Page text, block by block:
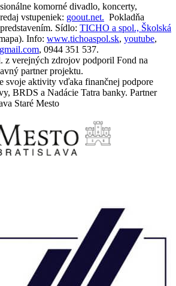
komorné divadlo, koncerty,
vstupeniek: goout.net. Pokladňa
Sídlo: TICHO a spol., Školská
Info: www.tichoaspol.sk, youtube,
, 0944 351 537.
verejných zdrojov podporil Fond na
partner projektu.
svoje aktivity vďaka finančnej podpore
BRDS a Nadácie Tatra banky. Partner
Staré Mesto